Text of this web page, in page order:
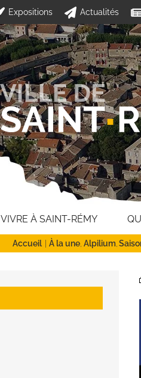
Expositions Actualités
VIVRE À SAINT-RÉMY
Accueil À la une Alpilium